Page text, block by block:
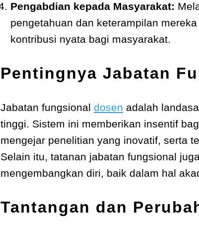
Pengabdian kepada Masyarakat:
pengetahuan dan keterampilan
kontribusi nyata bagi masyarakat.
Pentingnya Jabatan
Jabatan fungsional dosen adalah
tinggi. Sistem ini memberikan insentif
mengejar penelitian yang inovatif, serta
Selain itu, tatanan jabatan fungsional
mengembangkan diri, baik dalam hal
Tantangan dan